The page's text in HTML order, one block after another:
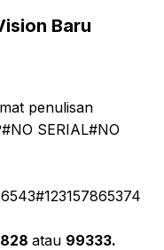
Baru
penulisan
SERIAL#NO
atau 99333.